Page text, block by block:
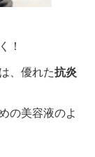
！
、優れた抗炎
の美容液のよ